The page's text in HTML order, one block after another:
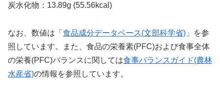
炭水化物：13.89g (55.56kcal)
なお、数値は「 食品成分データベース(文部科学省) 」を参
照しています。また、食品の栄養素(PFC)および食事全体
の栄養(PFC)バランスに関しては食事バランスガイド(農林
水産省)の情報を参照しています。